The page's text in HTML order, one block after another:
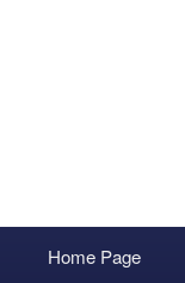
principale
Vai
Vai
Accedi
Home Page